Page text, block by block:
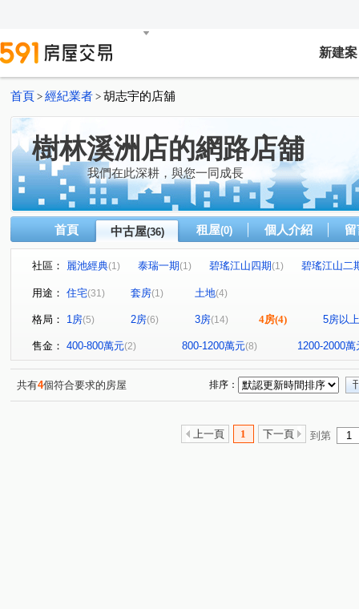
新建案
首頁 > 經紀業者 > 胡志宇的店舖
樹林溪洲店的網路店舖
我們在此深耕，與您一同成長
首頁 中古屋(36) 租屋(0) 個人介紹
社區： 麗池經典(1) 泰瑞一期(1) 碧瑤江山四期(1)
碧瑤江山二
山佳晏京
麒麟天地A區 (3)
金門街 中山路一段 (1) 中正南路 (1) 仁華街 (1)
中山路三段(1) (1) 日新街(1) 大觀路三段 (1)
松江路(1) 名園街(1) 光興街(1) 光榮街(1) 鶯桃路(1)
玉龍路一段(1) (1) 太順街(1) 溪崑一街(1)
用途： 住宅(31) 套房(1) 土地(4)
格局： 1房(5) 2房(6) 3房(14) 4房(4) 5房以上
售金： 400-800萬元(2) 800-1200萬元(8) 1200-2000萬
共有4個符合要求的房屋 排序：
上一頁 1 下一頁 到第